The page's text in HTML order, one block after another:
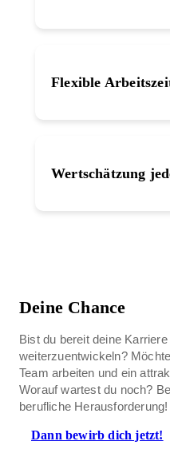
Flexible
Wertschätzung
Deine Chance
Bist du bereit deine
weiterzuentwickeln?
Team arbeiten und ein
Worauf wartest du noch?
berufliche Herausforderung!
Dann bewirb dich jetzt!